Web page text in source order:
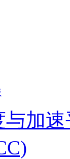
加